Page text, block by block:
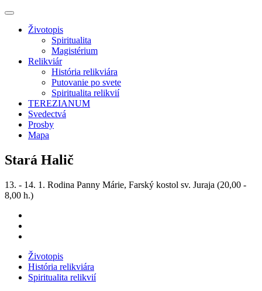
Životopis
Spiritualita
Magistérium
Relikviár
História relikviára
Putovanie po svete
Spiritualita relikvií
TEREZIANUM
Svedectvá
Prosby
Mapa
Stará Halič
13. - 14. 1. Rodina Panny Márie, Farský kostol sv. Juraja (20,00 -
8,00 h.)
Životopis
História relikviára
Spiritualita relikvií